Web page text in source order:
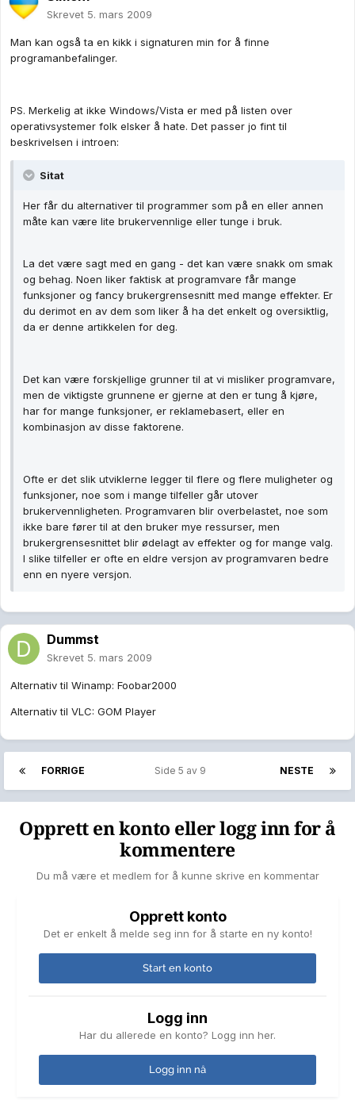
Skrevet 5. mars 2009
Man kan også ta en kikk i signaturen min for å finne
programanbefalinger.
PS. Merkelig at ikke Windows/Vista er med på listen over
operativsystemer folk elsker å hate. Det passer jo fint til
beskrivelsen i introen:
Sitat
Her får du alternativer til programmer som på en eller annen
måte kan være lite brukervennlige eller tunge i bruk.
La det være sagt med en gang - det kan være snakk om smak
og behag. Noen liker faktisk at programvare får mange
funksjoner og fancy brukergrensesnitt med mange effekter. Er
du derimot en av dem som liker å ha det enkelt og oversiktlig,
da er denne artikkelen for deg.
Det kan være forskjellige grunner til at vi misliker programvare,
men de viktigste grunnene er gjerne at den er tung å kjøre,
har for mange funksjoner, er reklamebasert, eller en
kombinasjon av disse faktorene.
Ofte er det slik utviklerne legger til flere og flere muligheter og
funksjoner, noe som i mange tilfeller går utover
brukervennligheten. Programvaren blir overbelastet, noe som
ikke bare fører til at den bruker mye ressurser, men
brukergrensesnittet blir ødelagt av effekter og for mange valg.
I slike tilfeller er ofte en eldre versjon av programvaren bedre
enn en nyere versjon.
Dummst
Skrevet 5. mars 2009
Alternativ til Winamp: Foobar2000
Alternativ til VLC: GOM Player
FORRIGE NESTE
Side 5 av 9
Opprett en konto eller logg inn for å
kommentere
Du må være et medlem for å kunne skrive en kommentar
Opprett konto
Det er enkelt å melde seg inn for å starte en ny konto!
Start en konto
Logg inn
Har du allerede en konto? Logg inn her.
Logg inn nå